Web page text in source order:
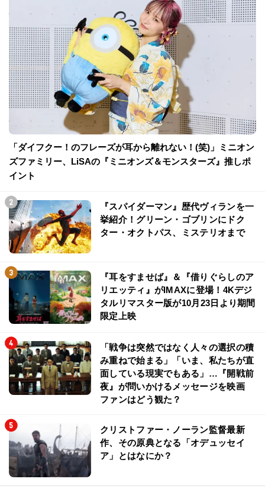
「ダイフクー！のフレーズが耳から離れない！(笑)」ミニオン
ズファミリー、LiSAの『ミニオンズ＆モンスターズ』推しポ
イント
『スパイダーマン』歴代ヴィランを一
挙紹介！グリーン・ゴブリンにドク
ター・オクトパス、ミステリオまで
『耳をすませば』＆『借りぐらしのア
リエッティ』がIMAXに登場！4Kデジ
タルリマスター版が10月23日より期間
限定上映
「戦争は突然ではなく人々の選択の積
み重ねで始まる」「いま、私たちが直
面している現実でもある」…『開戦前
夜』が問いかけるメッセージを映画
ファンはどう観た？
クリストファー・ノーラン監督最新
作、その原典となる「オデュッセイ
ア」とはなにか？